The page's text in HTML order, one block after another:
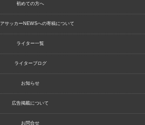
初めての方へ
サッカーNEWSへの寄稿について
ライター一覧
ライターブログ
お知らせ
広告掲載について
お問合せ